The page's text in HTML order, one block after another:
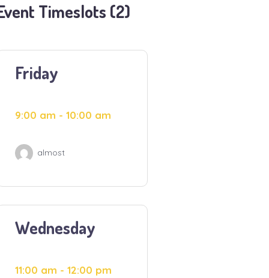
Timeslots (2)
Friday
9:00 am - 10:00 am
almost
Wednesday
11:00 am - 12:00 pm